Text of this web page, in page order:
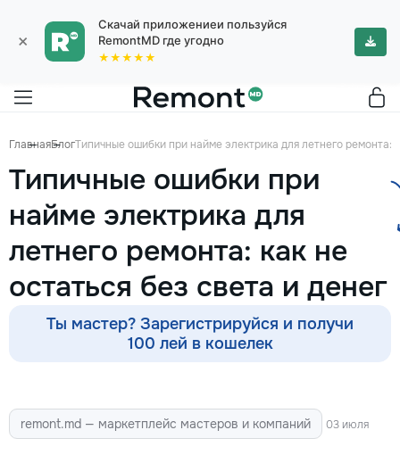
×
Скачай приложениеи пользуйся
RemontMD где угодно
★★★★★
ГлавнаяБлогТипичные ошибки при найме электрика для летнего ремонта:
Типичные ошибки при
найме электрика для
летнего ремонта: как не
остаться без света и денег
Ты мастер? Зарегистрируйся и получи
100 лей в кошелек
remont.md — маркетплейс мастеров и компаний 03 июля